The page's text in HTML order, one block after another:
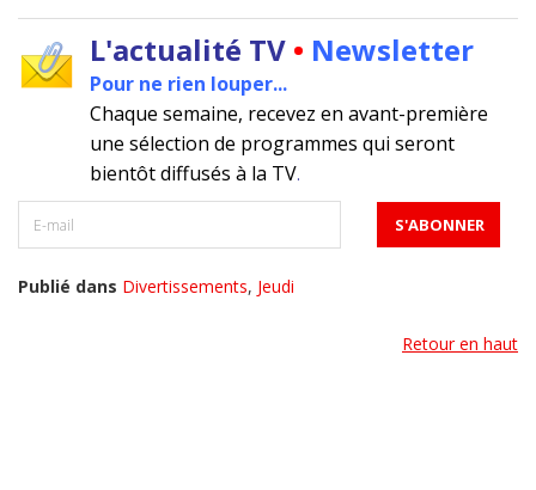
L'actualité TV • Newsletter
Pour ne rien louper...
Chaque semaine, recevez en avant-première
une sélection de programmes qui seront
bientôt diffusés à la TV.
Publié dans Divertissements, Jeudi
Retour en haut